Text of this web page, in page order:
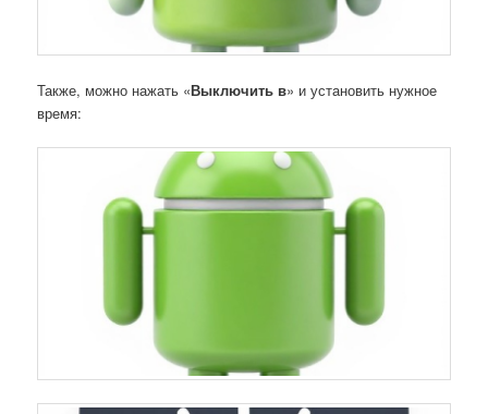
Также, можно нажать «Выключить в» и установить нужное
время: